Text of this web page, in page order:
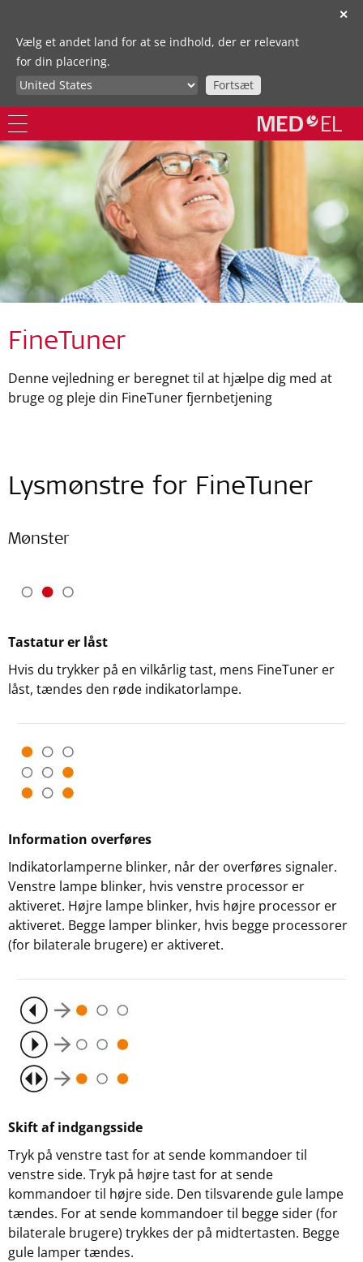
✕
Vælg et andet land for at se indhold, der er relevant
for din placering.
Fortsæt
FineTuner
Denne vejledning er beregnet til at hjælpe dig med at
bruge og pleje din FineTuner fjernbetjening
Lysmønstre for FineTuner
Mønster
Tastatur er låst
Hvis du trykker på en vilkårlig tast, mens FineTuner er
låst, tændes den røde indikatorlampe.
Information overføres
Indikatorlamperne blinker, når der overføres signaler.
Venstre lampe blinker, hvis venstre processor er
aktiveret. Højre lampe blinker, hvis højre processor er
aktiveret. Begge lamper blinker, hvis begge processorer
(for bilaterale brugere) er aktiveret.
Skift af indgangsside
Tryk på venstre tast for at sende kommandoer til
venstre side. Tryk på højre tast for at sende
kommandoer til højre side. Den tilsvarende gule lampe
tændes. For at sende kommandoer til begge sider (for
bilaterale brugere) trykkes der på midtertasten. Begge
gule lamper tændes.